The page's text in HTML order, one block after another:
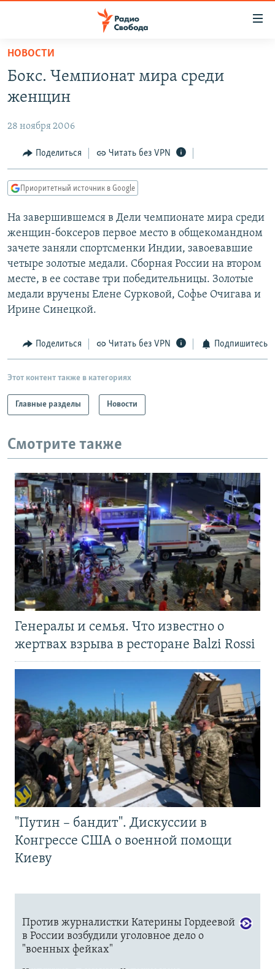
упрощенного
доступа
основному
Вернутся
главной
навигации
Вернутся
поиску
ЦИТАТЫ СВОБОДЫ
МНЕНИЯ
IDEL.РЕАЛИИ
КАВКАЗ.РЕАЛИИ
СЕВЕР.РЕАЛИИ
СИБИРЬ.РЕАЛИИ
РАСПИСАНИЕ ВЕЩАНИЯ
ПОДПИШИТЕСЬ НА РАССЫЛКУ
СОЦИАЛЬНЫЕ СЕТИ
НОВОСТИ
Бокс. Чемпионат мира среди
женщин
28 ноября 2006
Поделиться Читать без VPN
Приоритетный источник в Google
На завершившемся в Дели чемпионате мира среди
женщин-боксеров первое место в общекомандном
зачете заняли спортсменки Индии, завоевавшие
четыре золотые медали. Сборная России на втором
месте, в ее составе три победительницы. Золотые
медали вручены Елене Сурковой, Софье Очигава и
Ирине Синецкой.
Поделиться Читать без VPN Подпишитесь
Этот контент также в категориях
Главные разделы Новости
Смотрите также
Генералы и семья. Что известно о
жертвах взрыва в ресторане Balzi Rossi
"Путин – бандит". Дискуссии в
Конгрессе США о военной помощи
Киеву